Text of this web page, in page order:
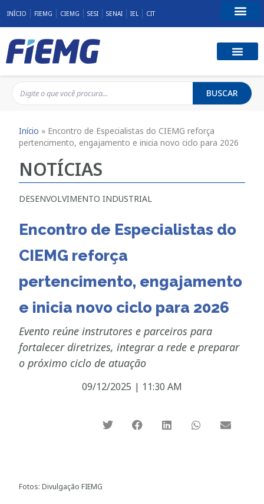
INÍCIO FIEMG CIEMG SESI SENAI IEL CIT
BUSCAR
Início » Encontro de Especialistas do CIEMG reforça
pertencimento, engajamento e inicia novo ciclo para 2026
NOTÍCIAS
DESENVOLVIMENTO INDUSTRIAL
Encontro de Especialistas do
CIEMG reforça
pertencimento, engajamento
e inicia novo ciclo para 2026
Evento reúne instrutores e parceiros para
fortalecer diretrizes, integrar a rede e preparar
o próximo ciclo de atuação
09/12/2025 | 11:30 AM
Fotos: Divulgação FIEMG